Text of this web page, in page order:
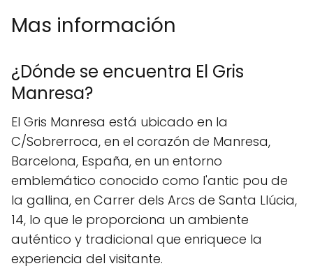
Mas información
¿Dónde se encuentra El Gris
Manresa?
El Gris Manresa está ubicado en la
C/Sobrerroca, en el corazón de Manresa,
Barcelona, España, en un entorno
emblemático conocido como l'antic pou de
la gallina, en Carrer dels Arcs de Santa Llúcia,
14, lo que le proporciona un ambiente
auténtico y tradicional que enriquece la
experiencia del visitante.